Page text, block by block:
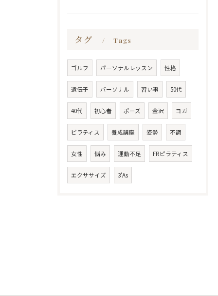
タグ Tags
ゴルフ パーソナルレッスン 性格
遺伝子 パーソナル 習い事 50代
40代 初心者 ポーズ 金沢 ヨガ
ピラティス 養成講座 姿勢 不調
女性 悩み 運動不足 FRピラティス
エクササイズ 3'As